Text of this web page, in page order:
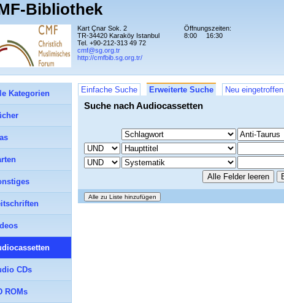
Bibliothek
Kart Çnar Sok. 2
TR-34420 Karaköy Istanbul
Tel. +90-212-313 49 72
cmf@sg.org.tr
http://cmfbib.sg.org.tr/
Öffnungszeiten:
8:00
16:30
Einfache Suche Erweiterte Suche Neu eingetroffen
Suche nach Audiocassetten
Kategorien
CDs
ROMs